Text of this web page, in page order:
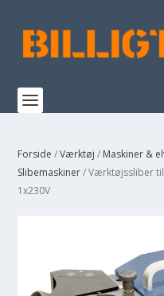
Forside /Værktøj / Maskiner &
Slibemaskiner/ Værktøjssliber
1x230V